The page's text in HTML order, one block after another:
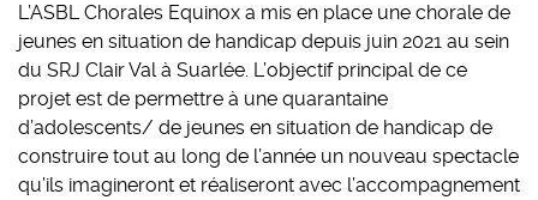
L’ASBL Chorales Equinox a mis en place une chorale de
jeunes en situation de handicap depuis juin 2021 au sein
du SRJ Clair Val à Suarlée. L’objectif principal de ce
projet est de permettre à une quarantaine
d’adolescents/ de jeunes en situation de handicap de
construire tout au long de l’année un nouveau spectacle
qu’ils imagineront et réaliseront avec l’accompagnement